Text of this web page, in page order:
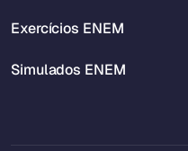
Exercícios ENEM
Simulados ENEM